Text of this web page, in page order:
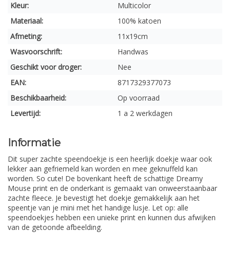
Kleur:
Multicolor
Materiaal:
100% katoen
Afmeting:
11x19cm
Wasvoorschrift:
Handwas
Geschikt voor droger:
Nee
EAN:
8717329377073
Beschikbaarheid:
Op voorraad
Levertijd:
1 a 2 werkdagen
Informatie
Dit super zachte speendoekje is een heerlijk doekje waar ook
lekker aan gefriemeld kan worden en mee geknuffeld kan
worden. So cute! De bovenkant heeft de schattige Dreamy
Mouse print en de onderkant is gemaakt van onweerstaanbaar
zachte fleece. Je bevestigt het doekje gemakkelijk aan het
speentje van je mini met het handige lusje. Let op: alle
speendoekjes hebben een unieke print en kunnen dus afwijken
van de getoonde afbeelding.